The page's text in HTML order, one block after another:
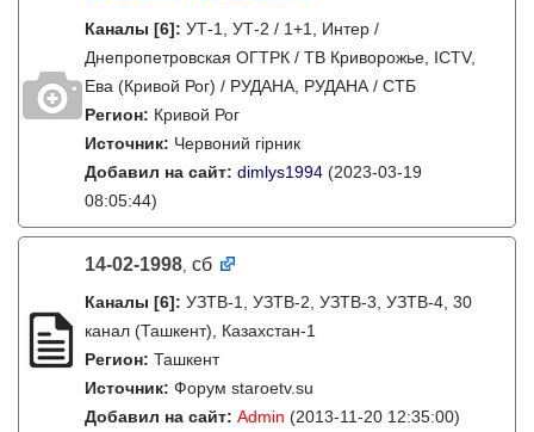
Каналы [6]: УТ-1, УТ-2 / 1+1, Интер /
Днепропетровская ОГТРК / ТВ Криворожье, ICTV,
Ева (Кривой Рог) / РУДАНА, РУДАНА / СТБ
Регион: Кривой Рог
Источник: Червоний гірник
Добавил на сайт: dimlys1994 (2023-03-19
08:05:44)
14-02-1998, сб
Каналы [6]: УЗТВ-1, УЗТВ-2, УЗТВ-3, УЗТВ-4, 30
канал (Ташкент), Казахстан-1
Регион: Ташкент
Источник: Форум staroetv.su
Добавил на сайт: Admin (2013-11-20 12:35:00)